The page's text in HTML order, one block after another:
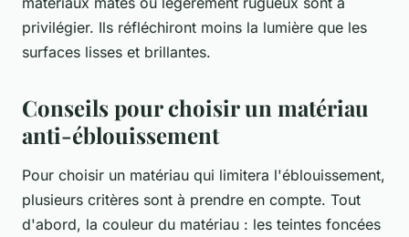
privilégier. Ils réfléchiront moins la lumière que les
surfaces lisses et brillantes.
Conseils pour choisir un matériau
anti-éblouissement
Pour choisir un matériau qui limitera l'éblouissement,
plusieurs critères sont à prendre en compte. Tout
d'abord, la couleur du matériau : les teintes foncées